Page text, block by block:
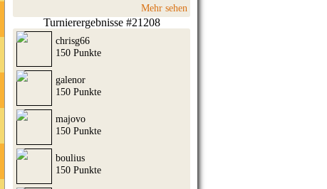
Mehr sehen
Turnierergebnisse #21208
chrisg66
150 Punkte
galenor
150 Punkte
majovo
150 Punkte
boulius
150 Punkte